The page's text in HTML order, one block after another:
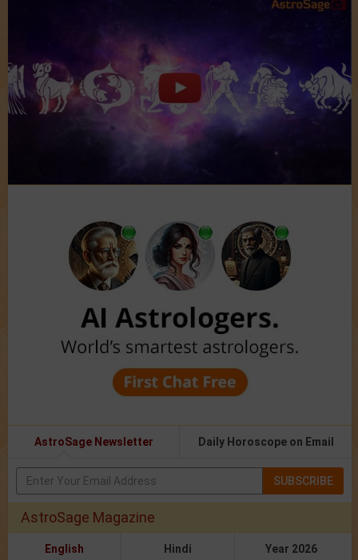
AstroSage Newsletter Daily Horoscope on Email
SUBSCRIBE
AstroSage Magazine
English Hindi Year 2026